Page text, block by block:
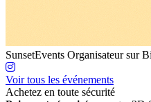
SunsetEvents Organisateur sur
Voir tous les événements
Achetez en toute sécurité